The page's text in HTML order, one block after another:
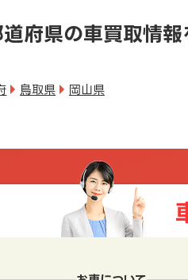
府県の車買取情報
鳥取県 岡山県